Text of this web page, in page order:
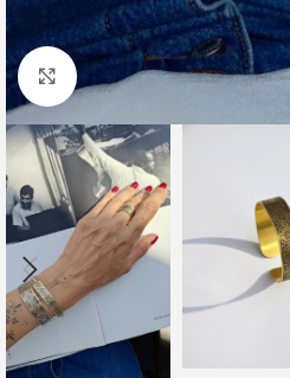
Click to enlarge